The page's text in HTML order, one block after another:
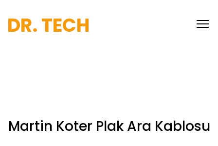
DR. TECH
Martin Koter Plak Ara Kablosu